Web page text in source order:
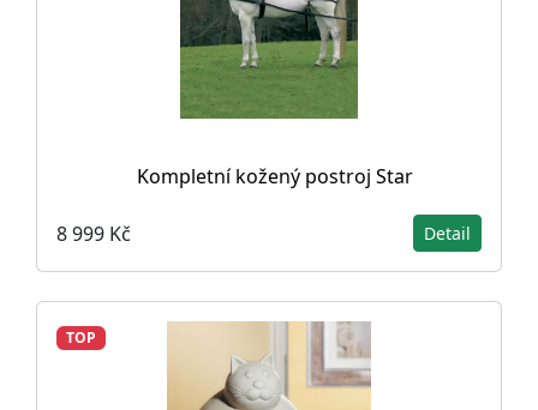
Kompletní kožený postroj Star
8 999 Kč Detail
TOP